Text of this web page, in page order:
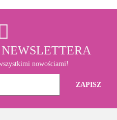
nowościami!